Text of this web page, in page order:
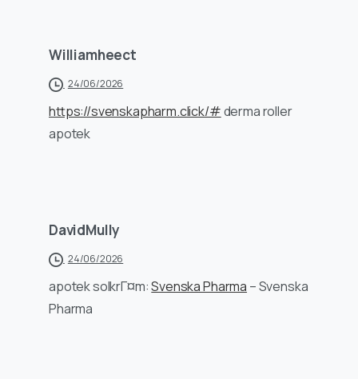
Williamheect
24/06/2026
https://svenskapharm.click/#derma roller
apotek
DavidMully
24/06/2026
apotek solkrГ¤m:Svenska Pharma – Svenska
Pharma